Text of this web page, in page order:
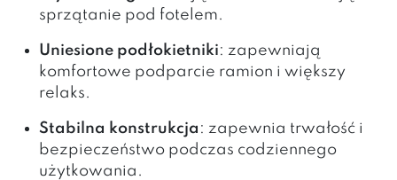
sprzątanie pod fotelem.
Uniesione podłokietniki: zapewniają
komfortowe podparcie ramion i większy
relaks.
Stabilna konstrukcja : zapewnia trwałość i
bezpieczeństwo podczas codziennego
użytkowania.